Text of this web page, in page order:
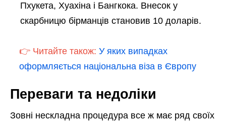
Пхукета, Хуахіна і Бангкока. Внесок у
скарбницю бірманців становив 10 доларів.
👉 Читайте також: У яких випадках
оформляється національна віза в Європу
Переваги та недоліки
Зовні нескладна процедура все ж має ряд своїх